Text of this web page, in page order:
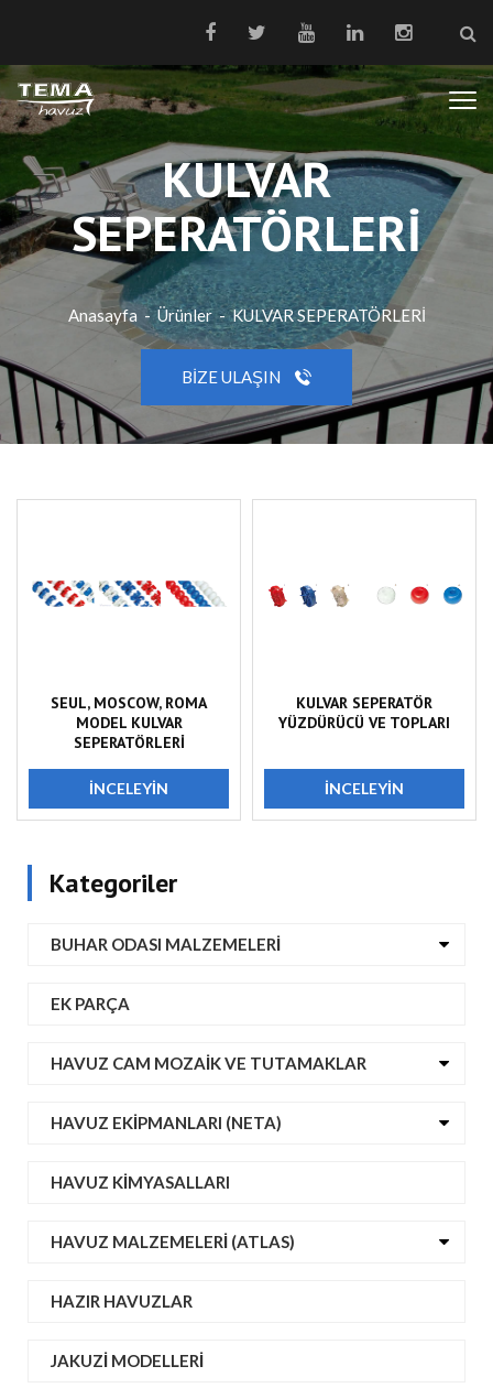
KULVAR
SEPERATÖRLERİ
Anasayfa - Ürünler - KULVAR SEPERATÖRLERİ
BIZE ULAŞIN
Kategoriler
BUHAR ODASI MALZEMELERI
EK PARÇA
HAVUZ CAM MOZAIK VE TUTAMAKLAR
HAVUZ EKIPMANLARI (NETA)
HAVUZ KIMYASALLARI
HAVUZ MALZEMELERI (ATLAS)
HAZIR HAVUZLAR
JAKUZI MODELLERI
SEUL, MOSCOW, ROMA
MODEL KULVAR
SEPERATÖRLERİ
İNCELEYIN
KULVAR SEPERATÖR
YÜZDÜRÜCÜ VE TOPLARI
İNCELEYIN